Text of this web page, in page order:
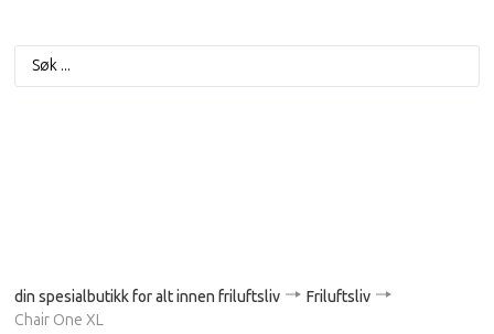
din spesialbutikk for alt innen friluftsliv
Friluftsliv
Chair One XL